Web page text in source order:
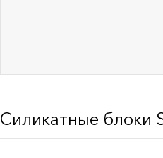
Силикатные блоки